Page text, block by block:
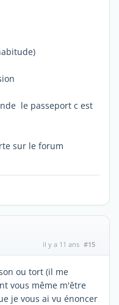
le passeport c est
sur le forum
il y a 11 ans #15
ou tort (il me
vous même m'être
je vous ai vu énoncer